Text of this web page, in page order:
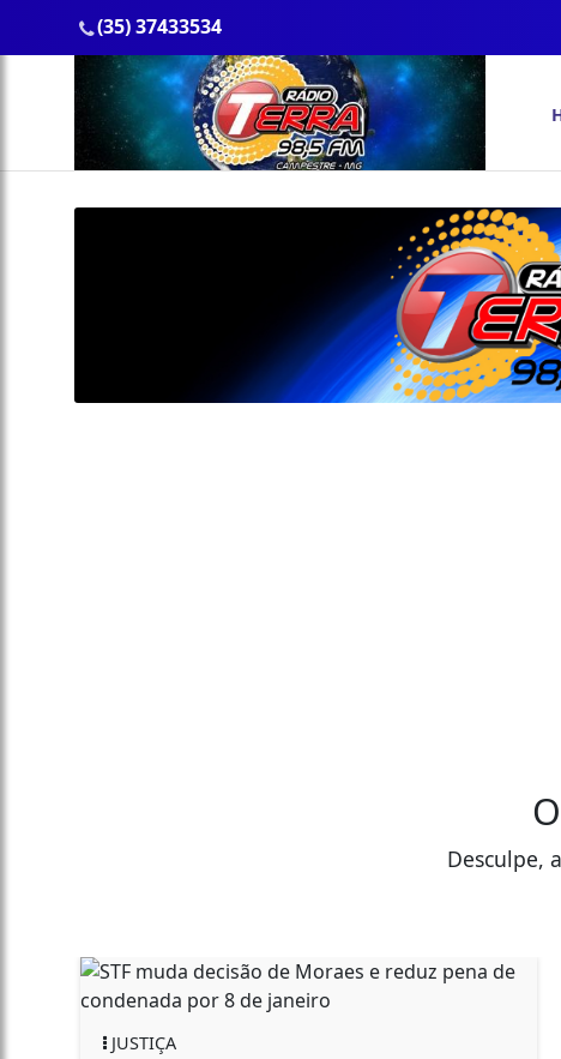
(35) 37433534
Desculpe,
JUSTIÇA